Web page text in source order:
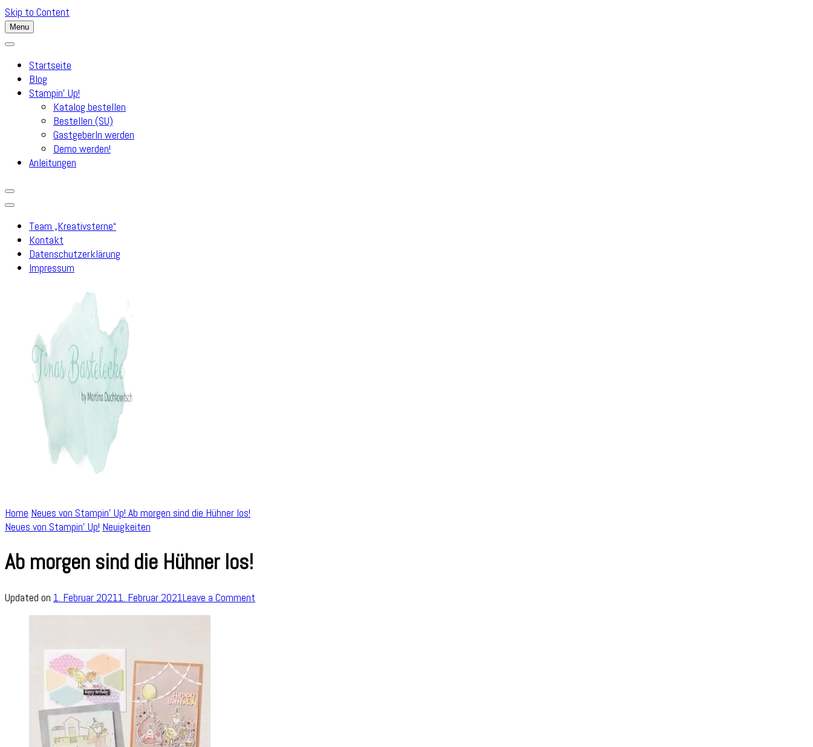
Skip to Content
Menu
Startseite
Blog
Stampin’ Up!
Katalog bestellen
Bestellen (SU)
GastgeberIn werden
Demo werden!
Anleitungen
Team „Kreativsterne“
Kontakt
Datenschutzerklärung
Impressum
Home Neues von Stampin' Up! Ab morgen sind die Hühner los!
Neues von Stampin' Up! Neuigkeiten
Ab morgen sind die Hühner los!
Updated on 1. Februar 20211. Februar 2021Leave a Comment